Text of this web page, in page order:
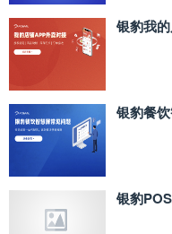
银豹我
银豹餐
银豹